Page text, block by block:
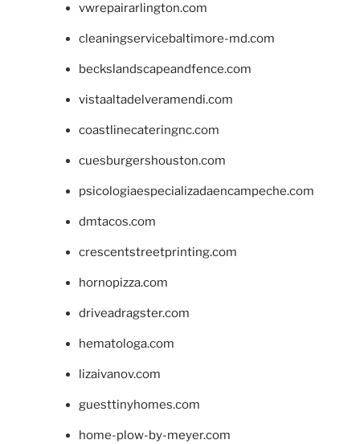
vwrepairarlington.com
cleaningservicebaltimore-md.com
beckslandscapeandfence.com
vistaaltadelveramendi.com
coastlinecateringnc.com
cuesburgershouston.com
psicologiaespecializadaencampeche.com
dmtacos.com
crescentstreetprinting.com
hornopizza.com
driveadragster.com
hematologa.com
lizaivanov.com
guesttinyhomes.com
home-plow-by-meyer.com